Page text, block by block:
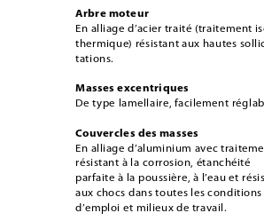
Arbre moteur
En alliage d’acier traité (traitement
thermique) résistant aux hautes
tations.
Masses excentriques
De type lamellaire, facilement
Couvercles des masses
En alliage d’aluminium avec
résistant à la corrosion, étanchéité
parfaite à la poussière, à l’eau et
aux chocs dans toutes les conditions
d’emploi et milieux de travail.